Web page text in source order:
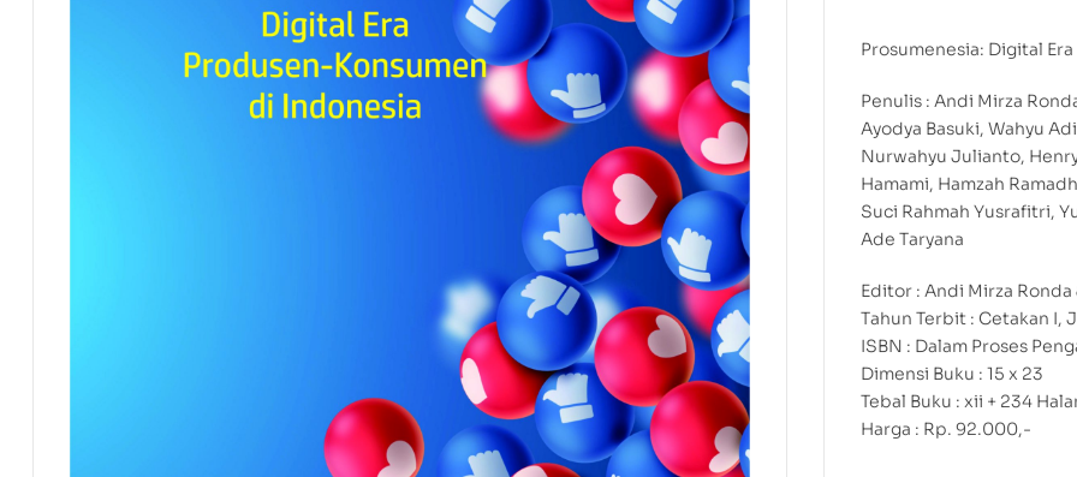
Prosumenesia: Digital
Penulis : Andi Mirza
Ayodya Basuki, Wahyu
Nurwahyu Julianto,
Hamami, Hamzah
Suci Rahmah Yusrafitri,
Ade Taryana
Editor : Andi Mirza Ronda
Tahun Terbit : Cetakan I,
ISBN : Dalam Proses
Dimensi Buku : 15 x 23
Tebal Buku : xii + 234
Harga : Rp. 92.000,-